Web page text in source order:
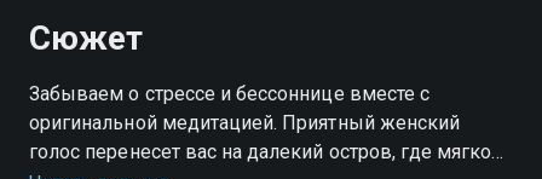
Сюжет
Забываем о стрессе и бессоннице вместе с
оригинальной медитацией. Приятный женский
голос перенесет вас на далекий остров, где мягко